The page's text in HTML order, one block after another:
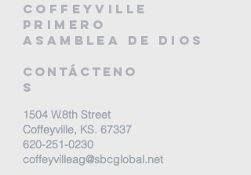
Coffeyville
primero
Asamblea de Dios
Contácteno
s
1504 W.8th Street
Coffeyville, KS. 67337
620-251-0230
coffeyvilleag@sbcglobal.net